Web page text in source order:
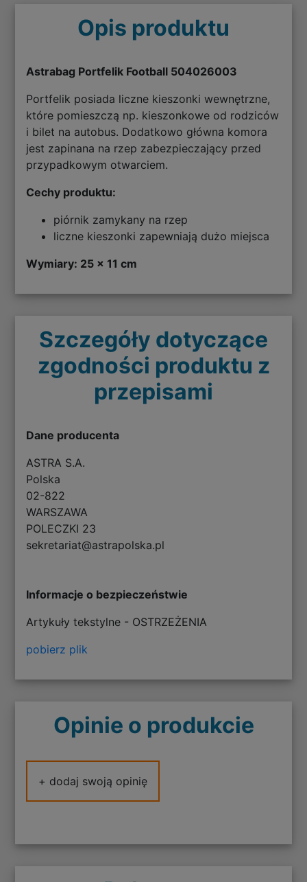
Opis produktu
Astrabag Portfelik Football 504026003
Portfelik posiada liczne kieszonki wewnętrzne,
które pomieszczą np. kieszonkowe od rodziców
i bilet na autobus. Dodatkowo główna komora
jest zapinana na rzep zabezpieczający przed
przypadkowym otwarciem.
Cechy produktu:
piórnik zamykany na rzep
liczne kieszonki zapewniają dużo miejsca
Wymiary: 25 x 11 cm
Szczegóły dotyczące
zgodności produktu z
przepisami
Dane producenta
ASTRA S.A.
Polska
02-822
WARSZAWA
POLECZKI 23
sekretariat@astrapolska.pl
Informacje o bezpieczeństwie
Artykuły tekstylne - OSTRZEŻENIA
pobierz plik
Opinie o produkcie
+ dodaj swoją opinię